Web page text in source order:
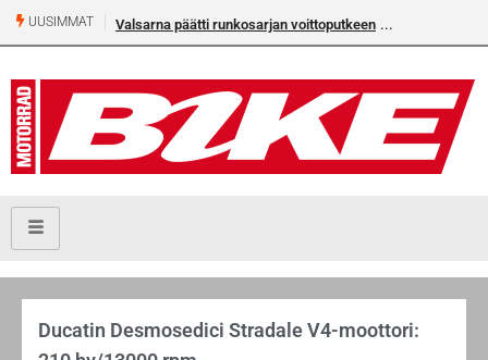
UUSIMMAT Valsarna päätti runkosarjan voittoputkeen
Ducatin Desmosedici Stradale V4-moottori: